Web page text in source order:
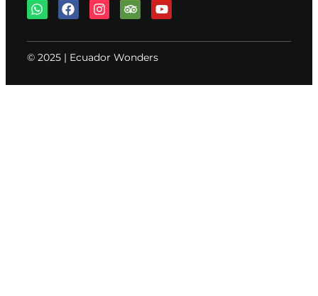
© 2025 | Ecuador Wonders